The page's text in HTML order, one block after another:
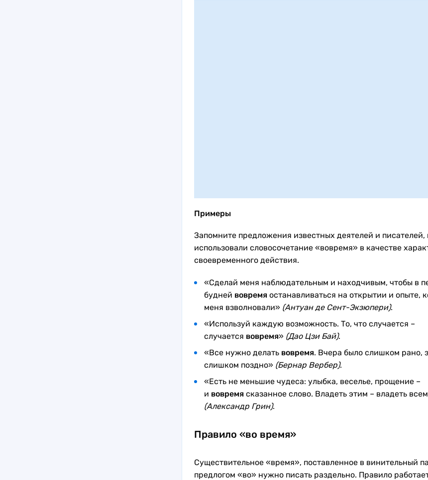
Примеры
Запомните предложения известных деятелей и писателей,
использовали словосочетание «вовремя» в качестве
своевременного действия.
«Сделай меня наблюдательным и находчивым, чтобы в
будней вовремя останавливаться на открытии и опыте,
меня взволновали» (Антуан де Сент-Экзюпери).
«Используй каждую возможность. То, что случается –
случается вовремя» (Дао Цзи Бай).
«Все нужно делать вовремя. Вчера было слишком рано,
слишком поздно» (Бернар Вербер).
«Есть не меньшие чудеса: улыбка, веселье, прощение –
и вовремя сказанное слово. Владеть этим – владеть
(Александр Грин).
Правило «во время»
Существительное «время», поставленное в винительный
предлогом «во» нужно писать раздельно. Правило